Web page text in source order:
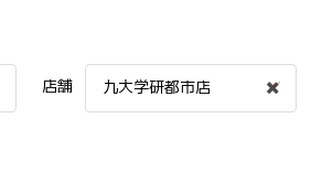
店舗 九大学研都市店